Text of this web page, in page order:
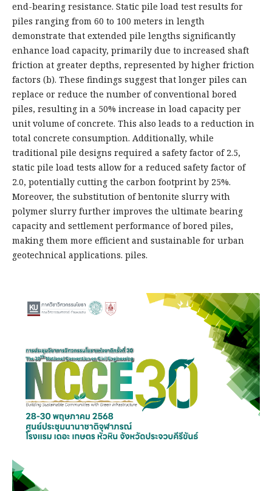
end-bearing resistance. Static pile load test results for
piles ranging from 60 to 100 meters in length
demonstrate that extended pile lengths significantly
enhance load capacity, primarily due to increased shaft
friction at greater depths, represented by higher friction
factors (b). These findings suggest that longer piles can
replace or reduce the number of conventional bored
piles, resulting in a 50% increase in load capacity per
unit volume of concrete. This also leads to a reduction in
total concrete consumption. Additionally, while
traditional pile designs required a safety factor of 2.5,
static pile load tests allow for a reduced safety factor of
2.0, potentially cutting the carbon footprint by 25%.
Moreover, the substitution of bentonite slurry with
polymer slurry further improves the ultimate bearing
capacity and settlement performance of bored piles,
making them more efficient and sustainable for urban
geotechnical applications. piles.